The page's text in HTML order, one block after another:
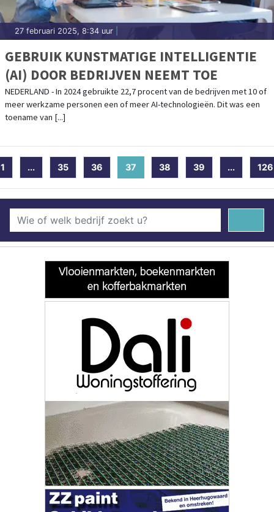
27 februari 2025, 8:34 uur
GEBRUIK KUNSTMATIGE INTELLIGENTIE
(AI) DOOR BEDRIJVEN NEEMT TOE
NEDERLAND - In 2024 gebruikte 22,7 procent van de bedrijven met 10 of
meer werkzame personen een of meer AI-technologieën. Dit was een
toename van [...]
1 ... 35 36 37 (current)
38 39 ... 126